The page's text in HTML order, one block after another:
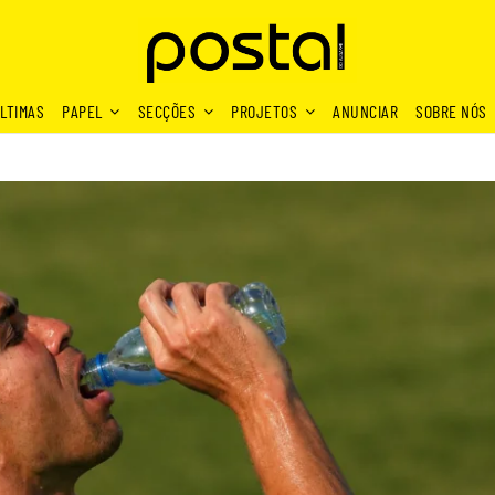
PAPEL SECÇÕES PROJETOS ANUNCIAR SOBRE NÓS